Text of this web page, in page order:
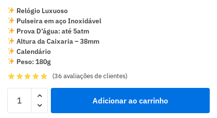
Relógio Luxuoso
Pulseira em aço Inoxidável
Prova D’água: até 5atm
Altura da Caixaria – 38mm
Calendário
Peso: 180g
(36 avaliações de clientes)
Adicionar ao carrinho